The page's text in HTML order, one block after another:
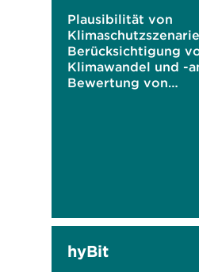
Plausibilität von
Berücksichtigung
Klimawandel und -
Bewertung von
hyBit